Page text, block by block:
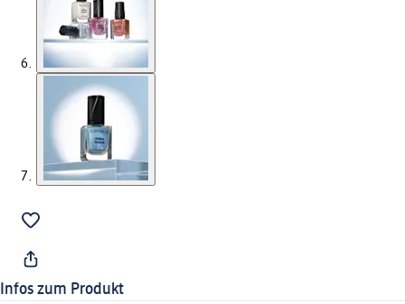
Infos zum Produkt